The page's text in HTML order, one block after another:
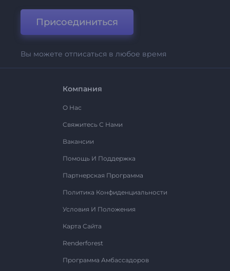
Присоединиться
Вы можете отписаться в любое время
Компания
О Нас
Свяжитесь С Нами
Вакансии
Помощь И Поддержка
Партнерская Программа
Политика Конфиденциальности
Условия И Положения
Карта Сайта
Renderforest
Программа Амбассадоров